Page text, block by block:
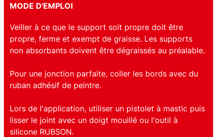
MODE D'EMPLOI
Veiller à ce que le support soit propre doit être
propre, ferme et exempt de graisse. Les supports
non absorbants doivent être dégraissés au préalable.
Pour une jonction parfaite, coller les bords avec du
ruban adhésif de peintre.
Lors de l'application, utiliser un pistolet à mastic puis
lisser le joint avec un doigt mouillé ou l'outil à
silicone RUBSON.